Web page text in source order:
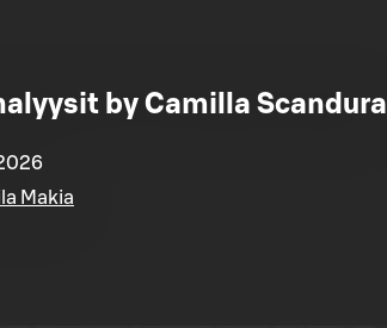
by Camilla Scandura
Makia